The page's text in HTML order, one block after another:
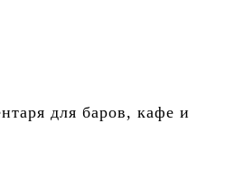
для баров, кафе и